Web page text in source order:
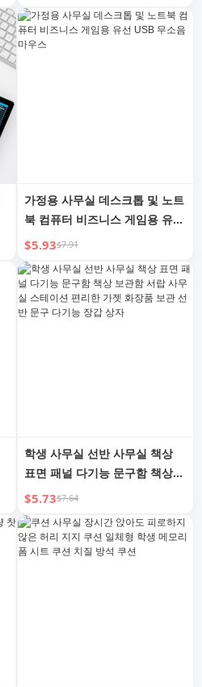
가정용 사무실 데스크톱 및 노트
북 컴퓨터 비즈니스 게임용 유선
USB 무소음 마우스
$5.93$7.91
학생 사무실 선반 사무실 책상
표면 패널 다기능 문구함 책상
보관함 서랍 사무실 스테이션 편
리한 가젯 화장품 보관 선반 문
구 다기능 장갑 상자
$5.73$7.64